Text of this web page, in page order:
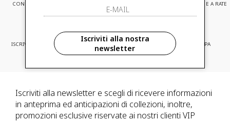
CONSEGNA EXPRESS PAGAMENTI SICURI E A RATE
ISCRIVITI ED ACCEDI A PROMOZIONI
RISERVATE
CONSEGNA IN TUTTA EUROPA
Iscriviti alla newsletter e scegli di ricevere informazioni
in anteprima ed anticipazioni di collezioni, inoltre,
promozioni esclusive riservate ai nostri clienti VIP
Iscriviti alla nostra
newsletter